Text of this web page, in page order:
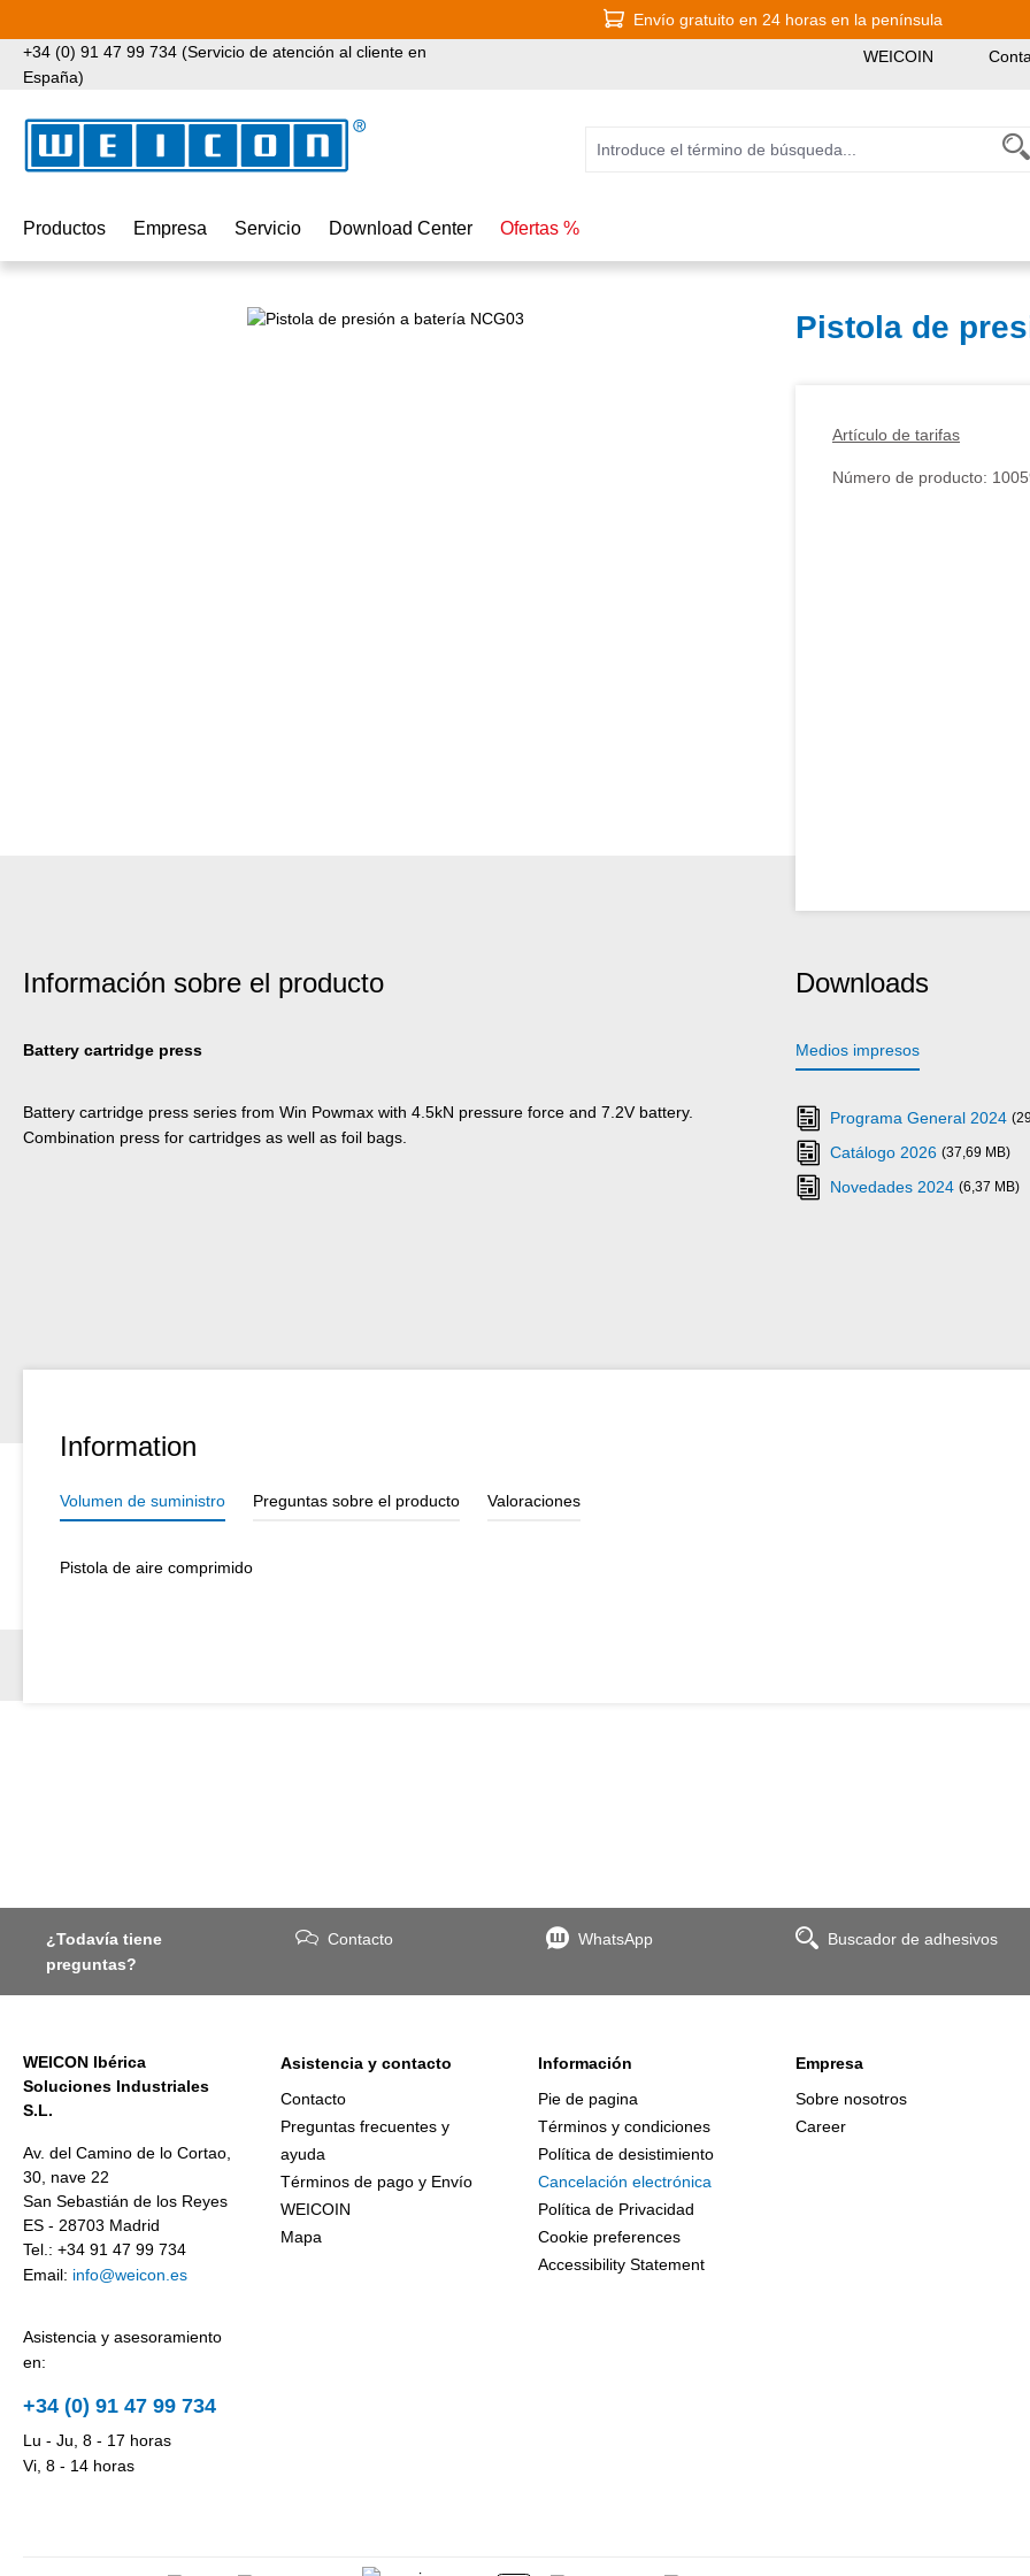
Envío gratuito en 24 horas en la península
+34 (0) 91 47 99 734 (Servicio de atención al cliente en
España)
WEICOIN
Productos Empresa Servicio Download Center Ofertas %
Pistola de
Artículo de tarifas
Número de producto:
Información sobre el producto
Battery cartridge press
Battery cartridge press series from Win Powmax with 4.5kN pressure force and 7.2V battery.
Combination press for cartridges as well as foil bags.
Downloads
Medios impresos
Programa General 2024
Catálogo 2026 (37,69 MB)
Novedades 2024 (6,37 MB)
Information
Volumen de suministro Preguntas sobre el producto Valoraciones
Pistola de aire comprimido
¿Todavía tiene
preguntas?
Contacto WhatsApp Buscador de adhesivos
WEICON Ibérica
Soluciones Industriales
S.L.
Av. del Camino de lo Cortao,
30, nave 22
San Sebastián de los Reyes
ES - 28703 Madrid
Tel.: +34 91 47 99 734
Email: info@weicon.es
Asistencia y asesoramiento
en:
+34 (0) 91 47 99 734
Lu - Ju, 8 - 17 horas
Vi, 8 - 14 horas
Asistencia y contacto
Contacto
Preguntas frecuentes y
ayuda
Términos de pago y Envío
WEICOIN
Mapa
Información
Pie de pagina
Términos y condiciones
Política de desistimiento
Cancelación electrónica
Política de Privacidad
Cookie preferences
Accessibility Statement
Empresa
Sobre nosotros
Career